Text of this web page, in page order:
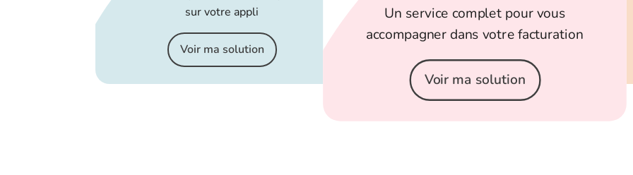
sur votre appli
Voir ma solution
Un service complet pour vous
accompagner dans votre facturation
Voir ma solution